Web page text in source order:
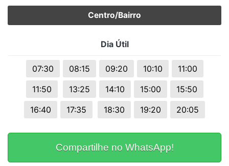
Centro/Bairro
Dia Útil
07:30 08:15 09:20 10:10
11:00
11:50
13:25 14:10 15:00
15:50
16:40
17:35 18:30 19:20 20:05
Compartilhe no WhatsApp!